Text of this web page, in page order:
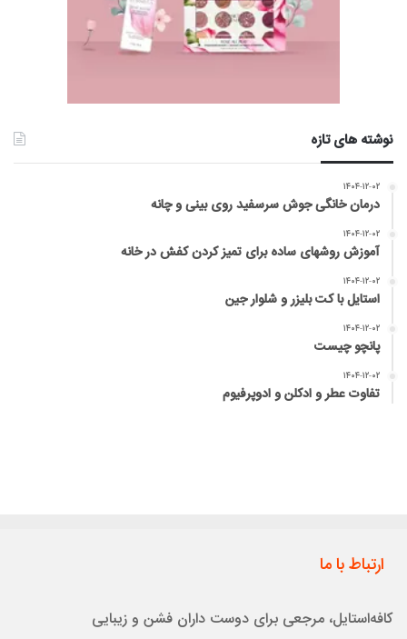
نوشته های تازه
۱۴۰۴-۱۲-۰۲
درمان خانگی جوش سرسفید روی بینی و چانه
۱۴۰۴-۱۲-۰۲
آموزش روشهای ساده برای تمیز کردن کفش در خانه
۱۴۰۴-۱۲-۰۲
استایل با کت بلیزر و شلوار جین
۱۴۰۴-۱۲-۰۲
پانچو چیست
۱۴۰۴-۱۲-۰۲
تفاوت عطر و ادکلن و ادوپرفیوم
ارتباط با ما
کافه‌استایل، مرجعی برای دوست داران فشن و زیبایی